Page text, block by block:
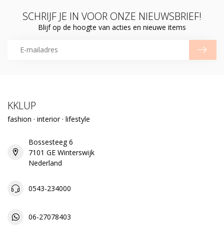
SCHRIJF JE IN VOOR ONZE NIEUWSBRIEF!
Blijf op de hoogte van acties en nieuwe items
KKLUP
fashion · interior · lifestyle
Bossesteeg 6
7101 GE Winterswijk
Nederland
0543-234000
06-27078403